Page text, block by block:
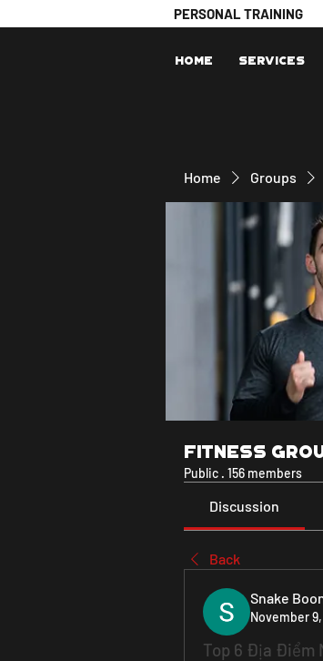
Home Services
PERSONAL TRAINING
Home Groups
Fitness
Public · 156 members
Discussion
Back
Snake
November
Top 6 Địa Điểm